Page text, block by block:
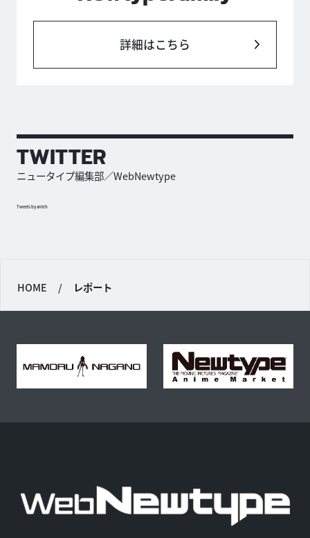
詳細はこちら
TWITTER
ニュータイプ編集部／WebNewtype
Tweets by antch
HOME / レポート